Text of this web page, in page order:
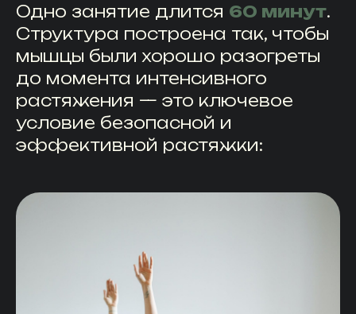
Одно занятие длится 60 минут.
Структура построена так, чтобы
мышцы были хорошо разогреты
до момента интенсивного
растяжения — это ключевое
условие безопасной и
эффективной растяжки: